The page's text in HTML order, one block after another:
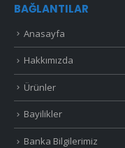
BAĞLANTILAR
Anasayfa
Hakkımızda
Ürünler
Bayilikler
Banka Bilgilerimiz